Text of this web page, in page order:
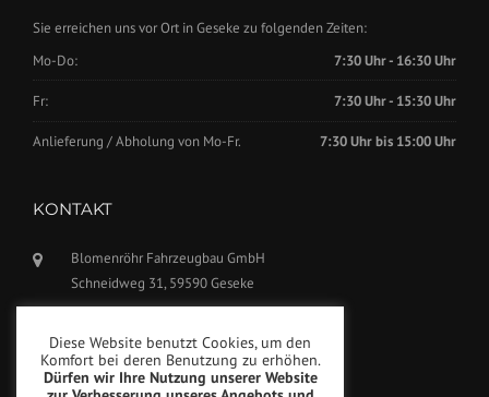
Sie erreichen uns vor Ort in Geseke zu folgenden Zeiten:
Mo-Do:
7:30 Uhr - 16:30 Uhr
Fr: 7:30 Uhr - 15:30 Uhr
Anlieferung / Abholung von Mo-Fr. 7:30 Uhr bis 15:00 Uhr
KONTAKT
Blomenröhr Fahrzeugbau GmbH
Schneidweg 31, 59590 Geseke
Fax: +49(0)2942-5799777
info@blomenroehr.com
Diese Website benutzt Cookies, um den
Komfort bei deren Benutzung zu erhöhen.
Dürfen wir Ihre Nutzung unserer Website